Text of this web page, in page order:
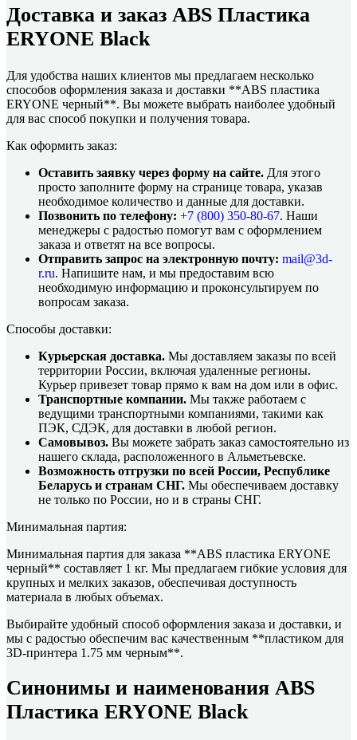
Доставка и заказ ABS Пластика
ERYONE Black
Для удобства наших клиентов мы предлагаем несколько
способов оформления заказа и доставки **ABS пластика
ERYONE черный**. Вы можете выбрать наиболее удобный
для вас способ покупки и получения товара.
Как оформить заказ:
Оставить заявку через форму на сайте. Для этого
просто заполните форму на странице товара, указав
необходимое количество и данные для доставки.
Позвонить по телефону: +7 (800) 350-80-67. Наши
менеджеры с радостью помогут вам с оформлением
заказа и ответят на все вопросы.
Отправить запрос на электронную почту: mail@3d-
r.ru. Напишите нам, и мы предоставим всю
необходимую информацию и проконсультируем по
вопросам заказа.
Способы доставки:
Курьерская доставка. Мы доставляем заказы по всей
территории России, включая удаленные регионы.
Курьер привезет товар прямо к вам на дом или в офис.
Транспортные компании. Мы также работаем с
ведущими транспортными компаниями, такими как
ПЭК, СДЭК, для доставки в любой регион.
Самовывоз. Вы можете забрать заказ самостоятельно из
нашего склада, расположенного в Альметьевске.
Возможность отгрузки по всей России, Республике
Беларусь и странам СНГ. Мы обеспечиваем доставку
не только по России, но и в страны СНГ.
Минимальная партия:
Минимальная партия для заказа **ABS пластика ERYONE
черный** составляет 1 кг. Мы предлагаем гибкие условия для
крупных и мелких заказов, обеспечивая доступность
материала в любых объемах.
Выбирайте удобный способ оформления заказа и доставки, и
мы с радостью обеспечим вас качественным **пластиком для
3D-принтера 1.75 мм черным**.
Синонимы и наименования ABS
Пластика ERYONE Black